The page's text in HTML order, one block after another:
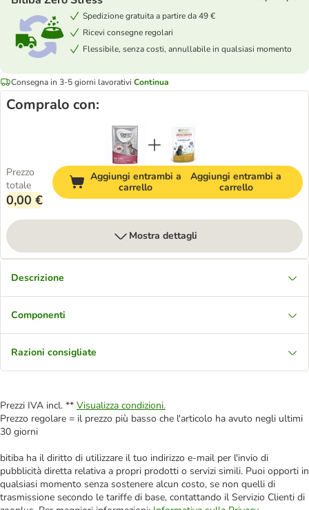
Spedizione gratuita a partire da 49 €
Ricevi consegne regolari
Flessibile, senza costi, annullabile in qualsiasi momento
Consegna in 3-5 giorni lavorativi Continua
Compralo con:
Prezzo
totale
0,00 €
Aggiungi entrambi a
carrello
Aggiungi entrambi a
carrello
Mostra dettagli
Descrizione
Componenti
Razioni consigliate
Prezzi IVA incl. ** Visualizza condizioni.
Prezzo regolare = il prezzo più basso che l'articolo ha avuto negli ultimi
30 giorni
bitiba ha il diritto di utilizzare il tuo indirizzo e-mail per l'invio di
pubblicità diretta relativa a propri prodotti o servizi simili. Puoi opporti in
qualsiasi momento senza sostenere alcun costo, se non quelli di
trasmissione secondo le tariffe di base, contattando il Servizio Clienti di